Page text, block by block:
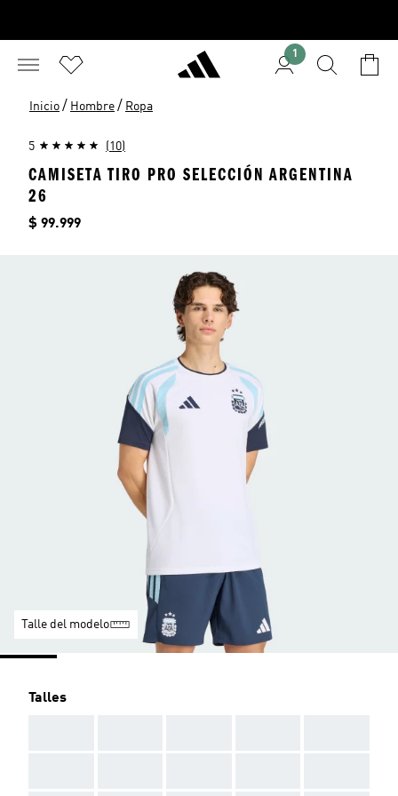
1
Inicio / Hombre / Ropa
5 (10)
CAMISETA TIRO PRO SELECCIÓN ARGENTINA
26
Precio
$ 99.999
Talle del modelo
Talles